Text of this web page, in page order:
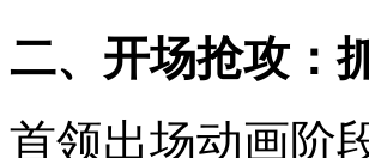
二、开场抢攻：
首领出场动画阶